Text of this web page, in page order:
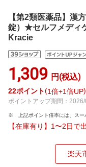
【第2類医薬品】漢
錠）★セルフメディ
Kracie
1,309 円(税込)
22ポイント 1倍 1倍UP
ポイントアップ期間：
上記ポイント倍率には、ス
【在庫有り】1〜2日で
楽天